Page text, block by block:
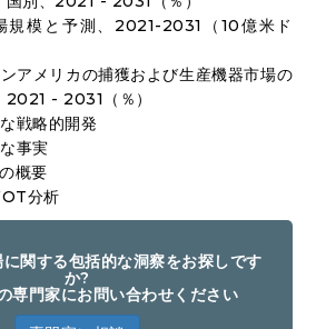
規模と予測、2021-2031（10億米ド
アメリカの捕獲および生産機器市場の
2021 - 2031（％）
戦略的開発
事実
概要
分析
関する包括的な洞察をお探しです
か?
専門家にお問い合わせください